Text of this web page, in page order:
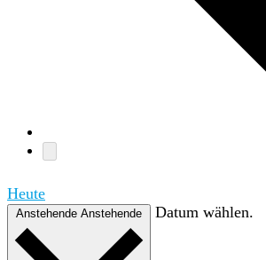
Heute
Anstehende Anstehende Datum wählen.